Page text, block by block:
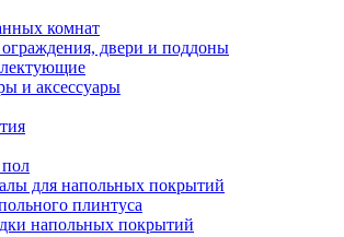
комнат
двери и поддоны
и аксессуары
для напольных покрытий
плинтуса
напольных покрытий